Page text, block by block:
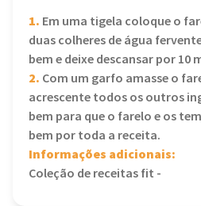
1. Em uma tigela coloque o
duas colheres de água
bem e deixe descansar por 10
2. Com um garfo amasse o
acrescente todos os outros
bem para que o farelo e os
bem por toda a receita.
Informações adicionais:
Coleção de receitas fit -